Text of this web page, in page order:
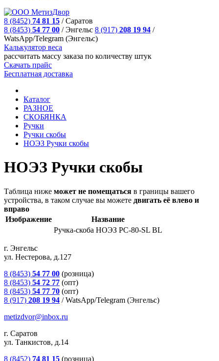
8 (8452) 74 81 15 /Саратов
8 (8453) 54 77 00 /Энгельс 8 (917) 208 19 94 /
WatsApp/Telegram (Энгельс)
Калькулятор веса
рассчитать массу заказа по количеству штук
Скачать прайс
Бесплатная доставка
Каталог
РАЗНОЕ
СКОБЯНКА
Ручки
Ручки скобы
НОЭЗ Ручки скобы
НОЭЗ Ручки скобы
Таблица ниже может не помещаться в границы вашего
устройства, в таком случае вы можете двигать её влево и
вправо
Изображение
Название
Ручка-скоба НОЭЗ РС-80-SL BL
г. Энгельс
ул. Нестерова, д.127
8 (8453) 54 77 00 (розница)
8 (8453) 54 72 77 (опт)
8 (8453) 54 77 70 (опт)
8 (917) 208 19 94 /WatsApp/Telegram (Энгельс)
metizdvor@inbox.ru
г. Саратов
ул. Танкистов, д.14
8 (8452) 74 81 15 (розница)